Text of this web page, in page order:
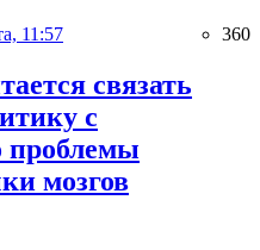
11:57 360
связать
с
проблемы
мозгов